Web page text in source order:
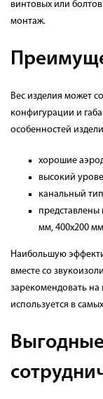
винтовых или
монтаж.
Вес изделия может
конфигурации и
особенностей
хорошие
высокий
канальный
представлены
мм, 400х200
Наибольшую
вместе со
зарекомендовать на
используется в